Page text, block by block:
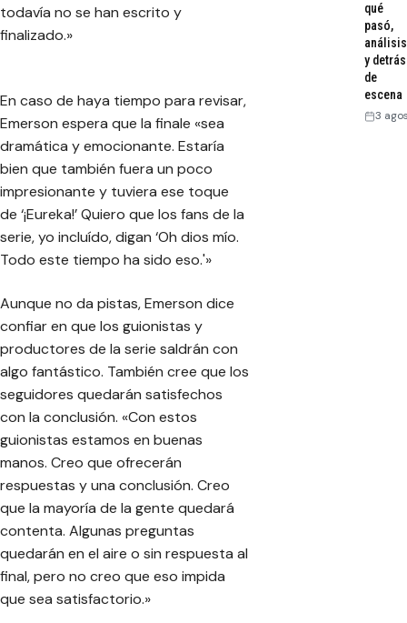
todavía no se han escrito y
finalizado.»
En caso de haya tiempo para revisar,
Emerson espera que la finale «sea
dramática y emocionante. Estaría
bien que también fuera un poco
impresionante y tuviera ese toque
de ‘¡Eureka!’ Quiero que los fans de la
serie, yo incluído, digan ‘Oh dios mío.
Todo este tiempo ha sido eso.'»
Aunque no da pistas, Emerson dice
confiar en que los guionistas y
productores de la serie saldrán con
algo fantástico. También cree que los
seguidores quedarán satisfechos
con la conclusión. «Con estos
guionistas estamos en buenas
manos. Creo que ofrecerán
respuestas y una conclusión. Creo
que la mayoría de la gente quedará
contenta. Algunas preguntas
quedarán en el aire o sin respuesta al
final, pero no creo que eso impida
que sea satisfactorio.»
qué
pasó,
análisis
y detrás
de
escena
3